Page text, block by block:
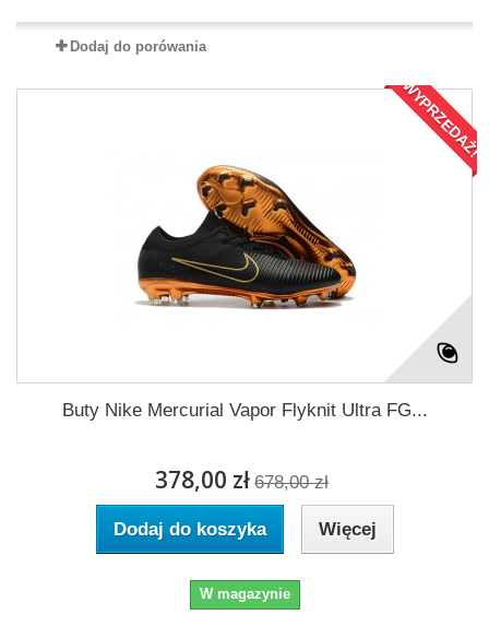
Dodaj do porówania
WYPRZEDAŻ!
Buty Nike Mercurial Vapor Flyknit Ultra FG...
378,00 zł 678,00 zł
Dodaj do koszyka Więcej
W magazynie